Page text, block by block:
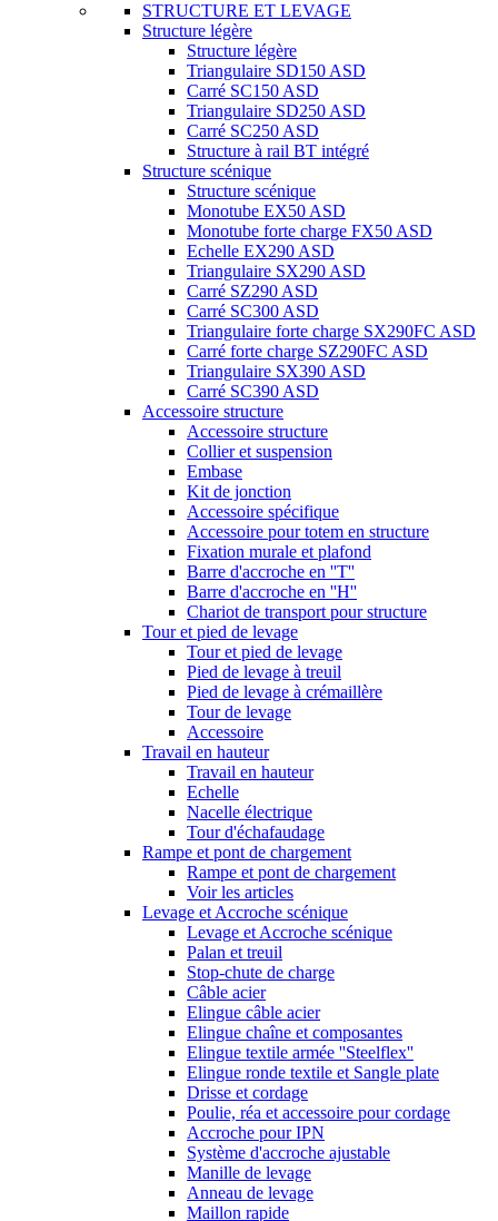
STRUCTURE ET LEVAGE
Structure légère
Structure légère
Triangulaire SD150 ASD
Carré SC150 ASD
Triangulaire SD250 ASD
Carré SC250 ASD
Structure à rail BT intégré
Structure scénique
Structure scénique
Monotube EX50 ASD
Monotube forte charge FX50 ASD
Echelle EX290 ASD
Triangulaire SX290 ASD
Carré SZ290 ASD
Carré SC300 ASD
Triangulaire forte charge SX290FC ASD
Carré forte charge SZ290FC ASD
Triangulaire SX390 ASD
Carré SC390 ASD
Accessoire structure
Accessoire structure
Collier et suspension
Embase
Kit de jonction
Accessoire spécifique
Accessoire pour totem en structure
Fixation murale et plafond
Barre d'accroche en ''T''
Barre d'accroche en ''H''
Chariot de transport pour structure
Tour et pied de levage
Tour et pied de levage
Pied de levage à treuil
Pied de levage à crémaillère
Tour de levage
Accessoire
Travail en hauteur
Travail en hauteur
Echelle
Nacelle électrique
Tour d'échafaudage
Rampe et pont de chargement
Rampe et pont de chargement
Voir les articles
Levage et Accroche scénique
Levage et Accroche scénique
Palan et treuil
Stop-chute de charge
Câble acier
Elingue câble acier
Elingue chaîne et composantes
Elingue textile armée ''Steelflex''
Elingue ronde textile et Sangle plate
Drisse et cordage
Poulie, réa et accessoire pour cordage
Accroche pour IPN
Système d'accroche ajustable
Manille de levage
Anneau de levage
Maillon rapide